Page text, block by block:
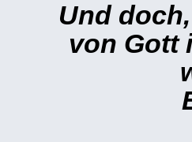
Und
von Gott